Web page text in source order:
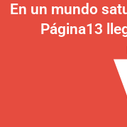
En un mundo
Página13